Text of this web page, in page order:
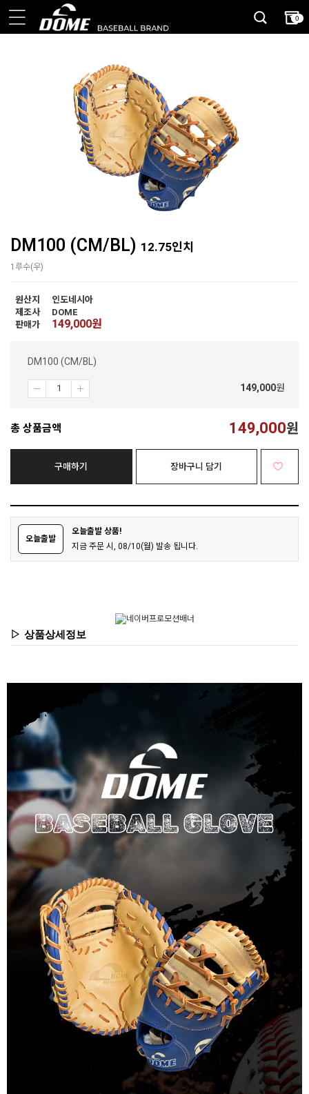
0
DM100 (CM/BL) 12.75인치
1루수(우)
원산지
인도네시아
제조사
DOME
판매가
149,000원
DM100 (CM/BL)
149,000원
총 상품금액 149,000원
구매하기 장바구니 담기
오늘출발
오늘출발 상품!
지금 주문 시, 08/10(월) 발송 됩니다.
▷ 상품상세정보